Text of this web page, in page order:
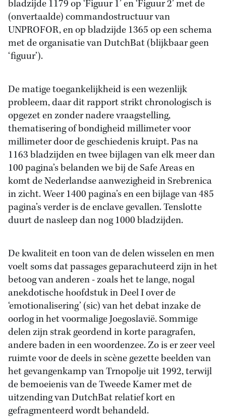
bladzijde 1179 op ‘Figuur 1’ en ‘Figuur 2’ met de
(onvertaalde) commandostructuur van
UNPROFOR, en op bladzijde 1365 op een schema
met de organisatie van DutchBat (blijkbaar geen
‘figuur’).
De matige toegankelijkheid is een wezenlijk
probleem, daar dit rapport strikt chronologisch is
opgezet en zonder nadere vraagstelling,
thematisering of bondigheid millimeter voor
millimeter door de geschiedenis kruipt. Pas na
1163 bladzijden en twee bijlagen van elk meer dan
100 pagina’s belanden we bij de Safe Areas en
komt de Nederlandse aanwezigheid in Srebrenica
in zicht. Weer 1400 pagina’s en een bijlage van 485
pagina’s verder is de enclave gevallen. Tenslotte
duurt de nasleep dan nog 1000 bladzijden.
De kwaliteit en toon van de delen wisselen en men
voelt soms dat passages geparachuteerd zijn in het
betoog van anderen - zoals het te lange, nogal
anekdotische hoofdstuk in Deel I over de
‘emotionalisering’ (sic) van het debat inzake de
oorlog in het voormalige Joegoslavië. Sommige
delen zijn strak geordend in korte paragrafen,
andere baden in een woordenzee. Zo is er zeer veel
ruimte voor de deels in scène gezette beelden van
het gevangenkamp van Trnopolje uit 1992, terwijl
de bemoeienis van de Tweede Kamer met de
uitzending van DutchBat relatief kort en
gefragmenteerd wordt behandeld.